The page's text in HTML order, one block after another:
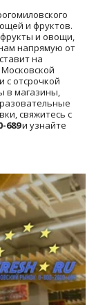
и фруктов.
и овощи,
напрямую от
на
с отсрочкой
в магазины,
свяжитесь с
689 и узнайте